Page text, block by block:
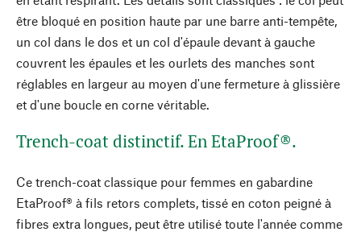
être bloqué en position haute par une barre anti-tempête,
un col dans le dos et un col d'épaule devant à gauche
couvrent les épaules et les ourlets des manches sont
réglables en largeur au moyen d'une fermeture à glissière
et d'une boucle en corne véritable.
Trench-coat distinctif. En EtaProof®.
Ce trench-coat classique pour femmes en gabardine
EtaProof® à fils retors complets, tissé en coton peigné à
fibres extra longues, peut être utilisé toute l'année comme